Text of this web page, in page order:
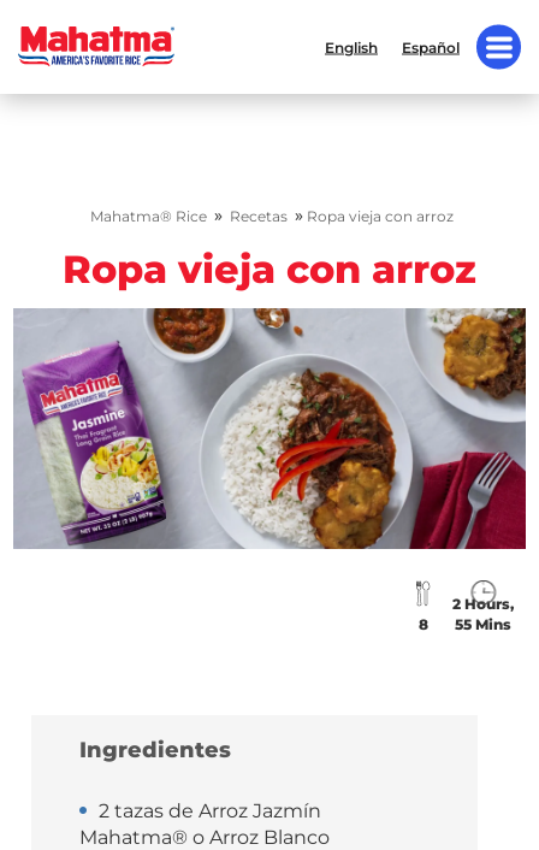
English Español
Mahatma® Rice » Recetas » Ropa vieja con arroz
Ropa vieja con arroz
8
2 Hours,
55 Mins
Ingredientes
2 tazas de Arroz Jazmín
Mahatma® o Arroz Blanco